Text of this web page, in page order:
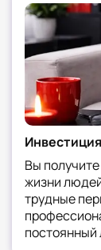
6. Где
Основные
Частные
службы
детские
Вы
жизни
трудные
постоянный